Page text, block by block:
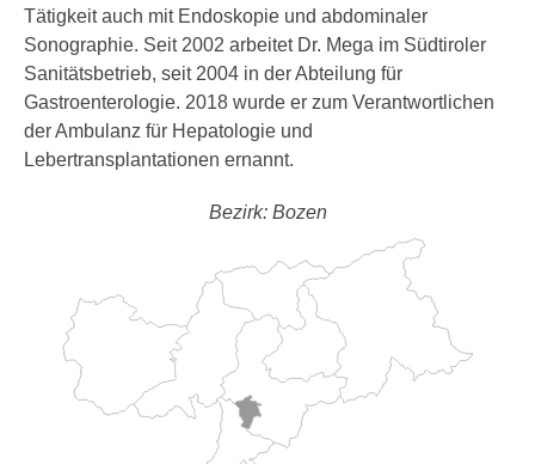
Tätigkeit auch mit Endoskopie und abdominaler
Sonographie. Seit 2002 arbeitet Dr. Mega im Südtiroler
Sanitätsbetrieb, seit 2004 in der Abteilung für
Gastroenterologie. 2018 wurde er zum Verantwortlichen
der Ambulanz für Hepatologie und
Lebertransplantationen ernannt.
Bezirk: Bozen